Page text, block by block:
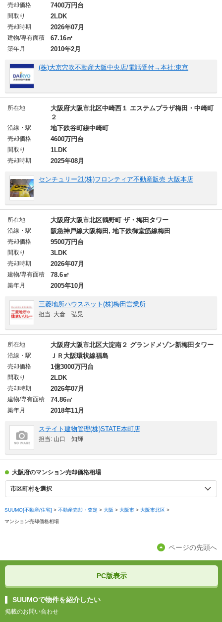
売却価格 7400万円台
間取り 2LDK
売却時期 2026年07月
建物/専有面積 67.16㎡
築年月 2010年2月
(株)大京穴吹不動産大阪中央店/電話受付→本社:東京
所在地
大阪府大阪市北区中崎西１ エステムプラザ梅田・中崎町
２
沿線・駅 地下鉄谷町線中崎町
売却価格 4600万円台
間取り 1LDK
売却時期 2025年08月
センチュリー21(株)フロンティア不動産販売 大阪本店
所在地 大阪府大阪市北区鶴野町 ザ・梅田タワー
沿線・駅 阪急神戸線大阪梅田, 地下鉄御堂筋線梅田
売却価格 9500万円台
間取り 3LDK
売却時期 2026年07月
建物/専有面積 78.6㎡
築年月 2005年10月
三菱地所ハウスネット(株)梅田営業所
担当: 大倉 弘晃
所在地 大阪府大阪市北区大淀南２ グランドメゾン新梅田タワー
沿線・駅 ＪＲ大阪環状線福島
売却価格 1億3000万円台
間取り 2LDK
売却時期 2026年07月
建物/専有面積 74.86㎡
築年月 2018年11月
ステイト建物管理(株)STATE本町店
担当: 山口 知輝
大阪府のマンション売却価格相場
市区町村を選択
SUUMO[不動産/住宅] > 不動産売却・査定 > 大阪 > 大阪市 > 大阪市北区 >
マンション売却価格相場
ページの先頭へ
PC版表示
SUUMOで物件を紹介したい
掲載のお問い合わせ